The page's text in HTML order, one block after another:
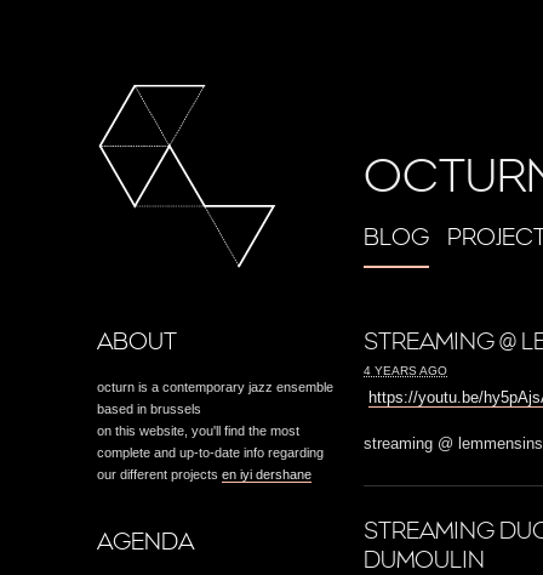
BLOG
ABOUT
octurn is a contemporary jazz ensemble
based in brussels
on this website, you'll find the most
complete and up-to-date info regarding
our different projects en iyi dershane
AGENDA
STREAMING @
4 YEARS AGO
https://youtu.be/
streaming @
STREAMING
DUMOULIN